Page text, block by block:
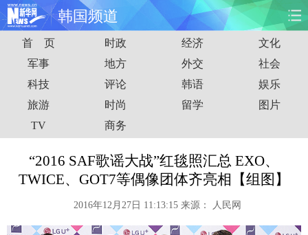
韩国频道
首页 时政 国际 财经
娱乐 体育 人事 教育
时尚 思客
港澳 台湾 华人 汽车
能源 房产 公司
图片 视频 彩票 食品
首 页 时政 经济
文化
军事
地方 外交
社会
科技
评论 韩语
娱乐
旅游
时尚 留学
图片
TV
商务
“2016 SAF歌谣大战”红毯照汇总 EXO、
TWICE、GOT7等偶像团体齐亮相【组图】
2016年12月27日 11:13:15 来源： 人民网